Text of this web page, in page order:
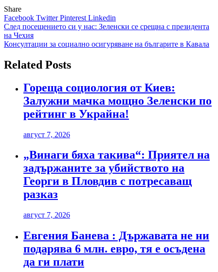
Share
Facebook TwitterPinterest Linkedin
Навигация
След посещението си у нас: Зеленски се срещна с президента
на Чехия
Консултации за социално осигуряване на българите в Кавала
Related Posts
Гореща социология от Киев:
Залужни мачка мощно Зеленски по
рейтинг в Украйна!
август 7, 2026
„Винаги бяха такива“: Приятел на
задържаните за убийството на
Георги в Пловдив с потресаващ
разказ
август 7, 2026
Евгения Банева : Държавата не ни
подарява 6 млн. евро, тя е осъдена
да ги плати